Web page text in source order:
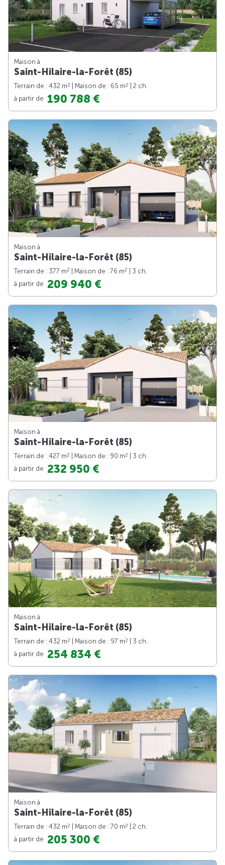
Maison à
Saint-Hilaire-la-Forêt (85)
Terrain de : 432 m2 | Maison de : 65 m2
| 2 ch.
à partir de 190 788 €
Maison à
Saint-Hilaire-la-Forêt (85)
Terrain de : 377 m2 | Maison de : 76 m2
| 3 ch.
à partir de 209 940 €
Maison à
Saint-Hilaire-la-Forêt (85)
Terrain de : 427 m2 | Maison de : 90 m2
| 3 ch.
à partir de 232 950 €
Maison à
Saint-Hilaire-la-Forêt (85)
Terrain de : 432 m2 | Maison de : 97 m2
| 3 ch.
à partir de 254 834 €
Maison à
Saint-Hilaire-la-Forêt (85)
Terrain de : 432 m2 | Maison de : 70 m2
| 2 ch.
à partir de 205 300 €